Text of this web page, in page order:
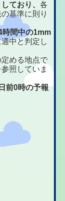
ており、各
基準に則り
時間中の1mm
中と判定し
める地点で
照していま
前0時の予報